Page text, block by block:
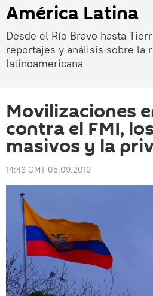
América Latina
Desde el Río Bravo hasta
reportajes y análisis sobre la
latinoamericana
Movilizaciones
contra el FMI,
masivos y la
14:46 GMT 05.09.2019